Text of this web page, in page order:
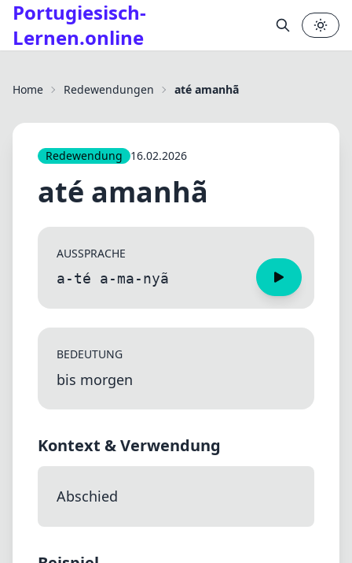
Portugiesisch-
Lernen.online
Home Redewendungen até amanhã
Redewendung 16.02.2026
até amanhã
AUSSPRACHE
a-té a-ma-nyã
BEDEUTUNG
bis morgen
Kontext & Verwendung
Abschied